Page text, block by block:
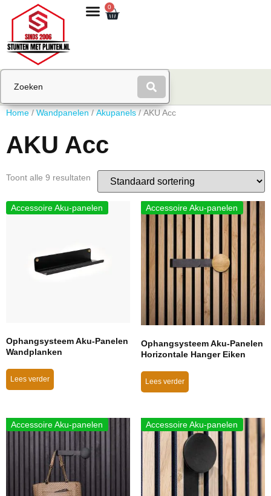
0
Home / Wandpanelen / Akupanels / AKU Acc
AKU Acc
Toont alle 9 resultaten
Accessoire Aku-panelen
Ophangsysteem Aku-Panelen
Wandplanken
Lees verder
Accessoire Aku-panelen
Ophangsysteem Aku-Panelen
Horizontale Hanger Eiken
Lees verder
Accessoire Aku-panelen Accessoire Aku-panelen